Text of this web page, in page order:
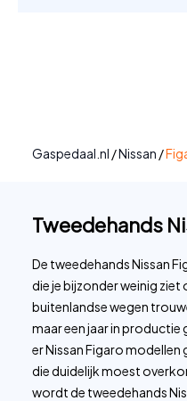
Gaspedaal.nl /Nissan /
Tweedehands
De tweedehands Nissan
die je bijzonder weinig ziet
buitenlandse wegen
maar een jaar in productie
er Nissan Figaro
die duidelijk moest
wordt de tweedehands